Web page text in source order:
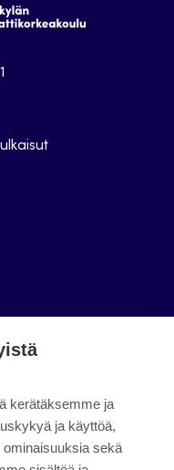
kerätäksemme ja
ja käyttöä,
sekä